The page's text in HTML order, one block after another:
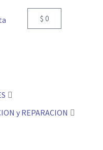
$ 0
y REPARACION